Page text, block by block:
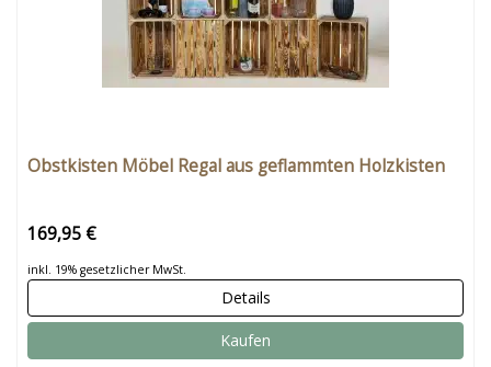
Obstkisten Möbel Regal aus geflammten Holzkisten
169,95 €
inkl. 19% gesetzlicher MwSt.
Details
Kaufen